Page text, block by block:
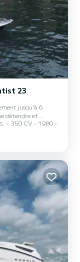
23
jusqu'à 6
détendre et
du lac de Côme.
350 CV
1980